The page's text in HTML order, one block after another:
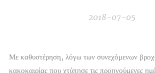
2018-07-05
Με καθυστέρηση, λόγω των συνεχόμενων
κακοκαιρίας που χτύπησε τις προηγούμενες